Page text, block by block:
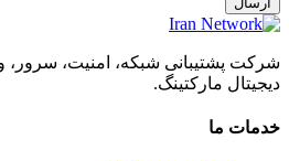
پشتیبانی شبکه، امنیت، سرور،
مارکتینگ.
ما